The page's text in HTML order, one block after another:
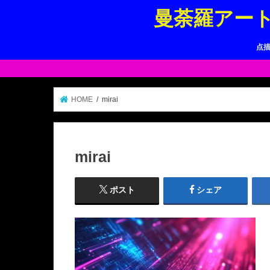
曼荼羅アー
点
HOME mirai
mirai
ポスト シェア